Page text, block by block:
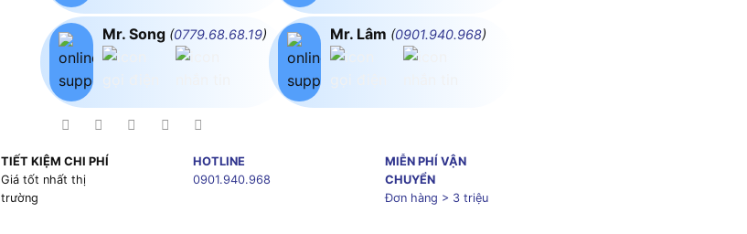
Mr. Song (0779.68.68.19) Mr. Lâm (0901.940.968)
TIẾT KIỆM CHI PHÍ
Giá tốt nhất thị
trường
HOTLINE
0901.940.968
MIỄN PHÍ VẬN
CHUYỂN
Đơn hàng > 3 triệu